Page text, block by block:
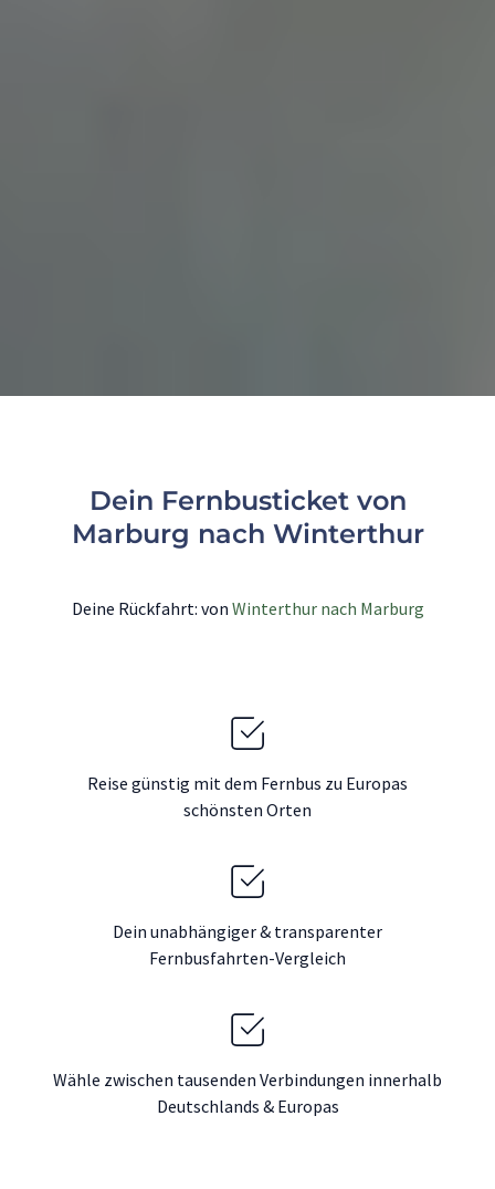
Dein Fernbusticket von
Marburg nach Winterthur
Deine Rückfahrt: von Winterthur nach Marburg
Reise günstig mit dem Fernbus zu Europas
schönsten Orten
Dein unabhängiger & transparenter
Fernbusfahrten-Vergleich
Wähle zwischen tausenden Verbindungen innerhalb
Deutschlands & Europas